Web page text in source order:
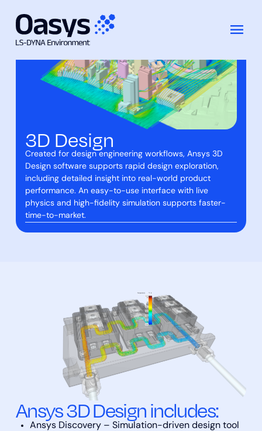
Features
Enquire Now
3D Design
Created for design engineering workflows, Ansys 3D
Design software supports rapid design exploration,
including detailed insight into real-world product
performance. An easy-to-use interface with live
physics and high-fidelity simulation supports faster-
time-to-market.
Ansys 3D Design includes:
Ansys Discovery – Simulation-driven design tool